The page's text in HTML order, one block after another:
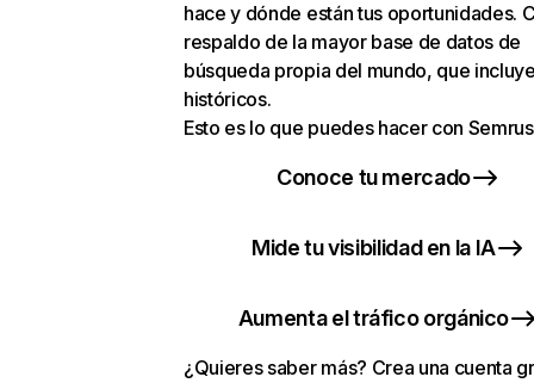
hace y dónde están tus oportunidades.
respaldo de la mayor base de datos de
búsqueda propia del mundo, que
históricos.
Esto es lo que puedes hacer con
Conoce tu mercado
Mide tu visibilidad en la IA
Aumenta el tráfico orgánico
¿Quieres saber más? Crea una cuenta